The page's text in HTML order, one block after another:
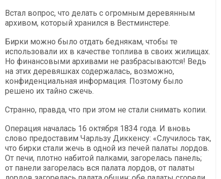
Встал вопрос, что делать с огромным деревянным
архивом, который хранился в Вестминстере.
Бирки можно было отдать беднякам, чтобы те
использовали их в качестве топлива в своих жилищах.
Но финансовыми архивами не разбрасываются! Ведь
на этих деревяшках содержалась, возможно,
конфиденциальная информация. Поэтому было
решено их тайно сжечь.
Странно, правда, что при этом не стали снимать копии.
Операция началась 16 октября 1834 года. И вновь
слово предоставим Чарльзу Диккенсу: «Случилось так,
что бирки стали жечь в одной из печей палаты лордов.
От печи, плотно набитой палками, загорелась панель;
от панели загорелась вся палата лордов, от палаты